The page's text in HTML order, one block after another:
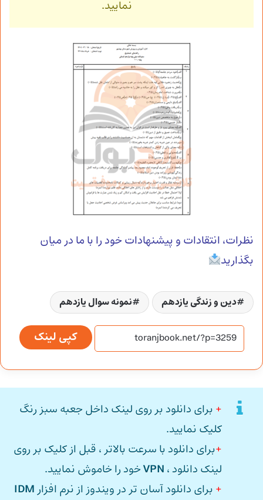
نمایید.
نظرات، انتقادات و پیشنهادات خود را با ما در میان
بگذارید
دین و زندگی یازدهم نمونه سوال یازدهم
کپی لینک
+ برای دانلود بر روی لینک داخل جعبه سبز رنگ
کلیک نمایید.
+برای دانلود با سرعت بالاتر ، قبل از کلیک بر روی
لینک دانلود ، VPNخود را خاموش نمایید.
+ برای دانلود آسان تر در ویندوز از نرم افزار IDM